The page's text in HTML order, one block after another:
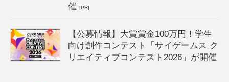
催[PR]
【公募情報】大賞賞金100万円！学生
向け創作コンテスト「サイゲームス ク
リエイティブコンテスト2026」が開催